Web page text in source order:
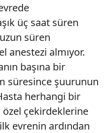
üç saat süren
süren
anestezi almıyor.
başına bir
süresince şuurunun
herhangi bir
özel çekirdeklerine
evrenin ardından